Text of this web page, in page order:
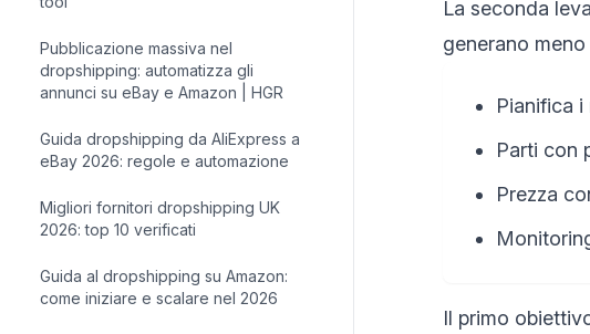
Pubblicazione massiva nel
dropshipping: automatizza gli
annunci su eBay e Amazon | HGR
Guida dropshipping da AliExpress a
eBay 2026: regole e automazione
Migliori fornitori dropshipping UK
2026: top 10 verificati
Guida al dropshipping su Amazon:
come iniziare e scalare nel 2026
La seconda
generano
Pianifica
Parti con
Prezza
Il primo